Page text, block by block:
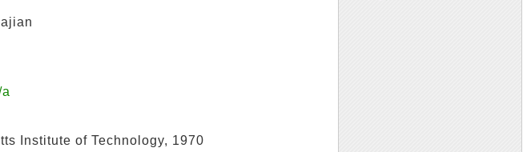
Institute of Technology, 1970